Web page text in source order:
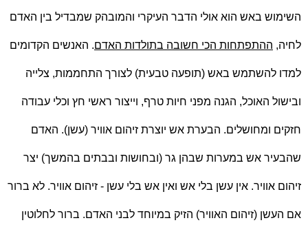
השימוש באש הוא אולי הדבר העיקרי והמובהק שמבדיל בין האדם
לחיה, ההתפתחות הכי חשובה בתולדות האדם. האנשים הקדומים
למדו להשתמש באש (תופעה טבעית) לצורך התחממות, צלייה
ובישול האוכל, הגנה מפני חיות טרף, וייצור ראשי חץ וכלי עבודה
חזקים ומחושלים. הבערת אש יוצרת זיהום אוויר (עשן). האדם
שהבעיר אש במערות שבהן גר (ובחושות ובבתים בהמשך) יצר
זיהום אוויר. אין עשן בלי אש ואין אש בלי עשן - זיהום אוויר. לא ברור
אם העשן (זיהום האוויר) הזיק במיוחד לבני האדם. ברור לחלוטין